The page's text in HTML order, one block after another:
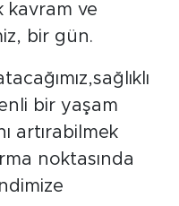
kavram ve
bir gün.
bir yaşam
artırabilmek
noktasında